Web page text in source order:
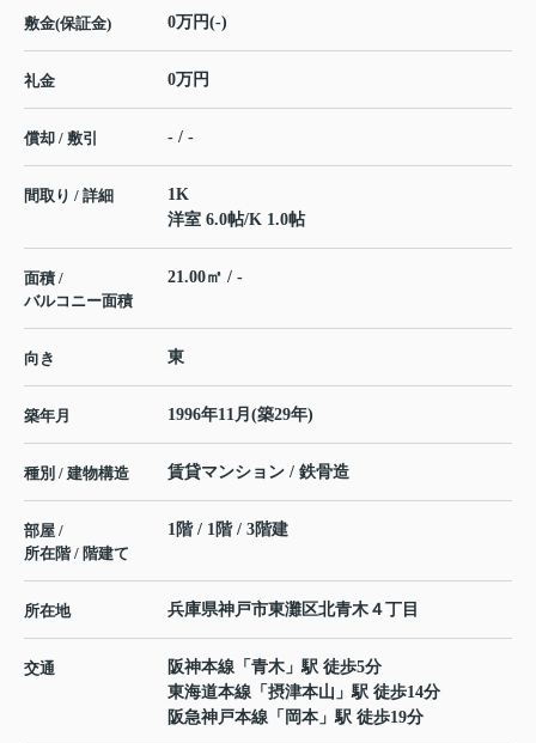
敷金(保証金) 0万円(-)
礼金 0万円
償却 / 敷引 - / -
間取り / 詳細
1K
洋室 6.0帖/K 1.0帖
面積 /
バルコニー面積
21.00㎡ / -
向き 東
築年月 1996年11月(築29年)
種別 / 建物構造 賃貸マンション / 鉄骨造
部屋 /
所在階 / 階建て
1階 / 1階 / 3階建
所在地 兵庫県神戸市東灘区北青木 ４丁目
交通 阪神本線 「 青木 」駅 徒歩5分
東海道本線 「 摂津本山 」駅 徒歩14分
阪急神戸本線 「 岡本 」駅 徒歩19分